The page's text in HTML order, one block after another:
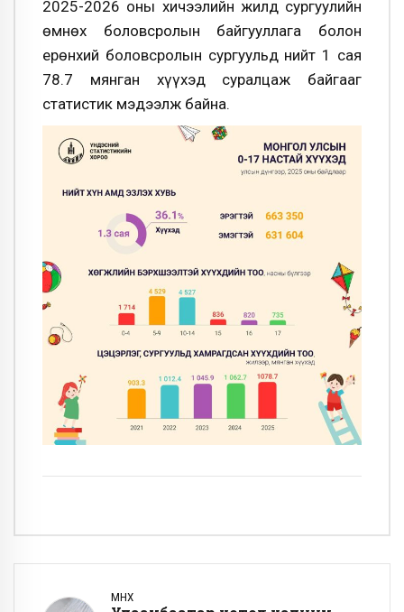
2025-2026 оны хичээлийн жилд сургуулийн
өмнөх боловсролын байгууллага болон
ерөнхий боловсролын сургуульд нийт 1 сая
78.7 мянган хүүхэд суралцаж байгааг
статистик мэдээлж байна.
ӨМНӨХ